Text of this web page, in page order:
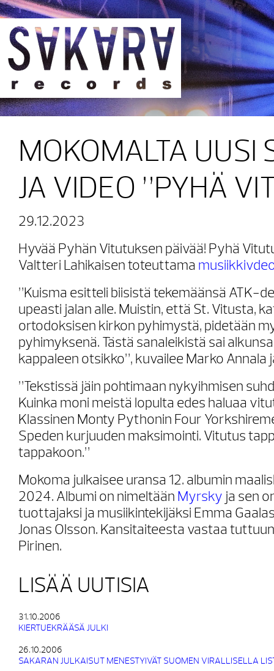
Sakara Records
MOKOMALTA UUSI
JA VIDEO ”PYHÄ
29.12.2023
Hyvää Pyhän Vitutuksen päivää! Pyhä
Valtteri Lahikaisen toteuttama
”Kuisma esitteli biisistä tekemäänsä ATK-
upeasti jalan alle. Muistin, että St. Vitusta,
ortodoksisen kirkon pyhimystä, pidetään
pyhimyksenä. Tästä sanaleikistä sai
kappaleen otsikko”, kuvailee Marko Annala
”Tekstissä jäin pohtimaan nykyihmisen
Kuinka moni meistä lopulta edes haluaa
Klassinen Monty Pythonin Four
Speden kurjuuden maksimointi. Vitutus
tappakoon.”
Mokoma julkaisee uransa 12. albumin
2024. Albumi on nimeltään Myrsky ja sen
tuottajaksi ja musiikintekijäksi Emma
Jonas Olsson. Kansitaiteesta vastaa
Pirinen.
LISÄÄ UUTISIA
31.10.2006
KIERTUEKRÄÄSÄ JULKI
26.10.2006
SAKARAN JULKAISUT MENESTYIVÄT SUOMEN VIRALLISELLA